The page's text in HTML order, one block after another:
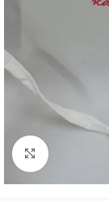
Κάντε κλικ